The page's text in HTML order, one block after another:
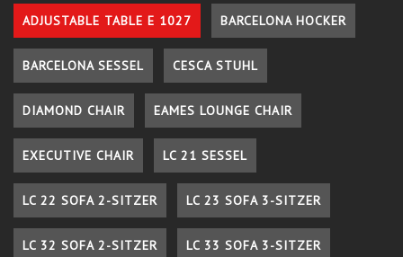
ADJUSTABLE TABLE E 1027 BARCELONA HOCKER
BARCELONA SESSEL CESCA STUHL
DIAMOND CHAIR EAMES LOUNGE CHAIR
EXECUTIVE CHAIR LC 21 SESSEL
LC 22 SOFA 2-SITZER LC 23 SOFA 3-SITZER
LC 32 SOFA 2-SITZER LC 33 SOFA 3-SITZER